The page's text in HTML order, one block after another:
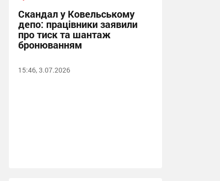
Скандал у Ковельському
депо: працівники заявили
про тиск та шантаж
бронюванням
15:46, 3.07.2026